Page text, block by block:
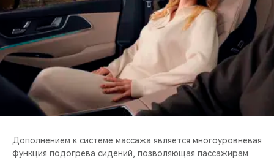
Дополнением к системе массажа является многоуровневая
функция подогрева сидений, позволяющая пассажирам